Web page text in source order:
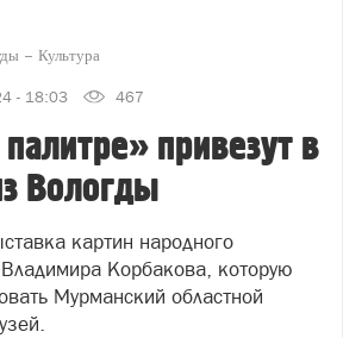
Культура
- 18:03 467
привезут в
Вологды
картин народного
Корбакова, которую
Мурманский областной